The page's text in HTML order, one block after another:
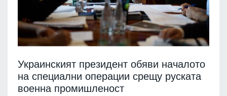
Украинският президент обяви началото
на специални операции срещу руската
военна промишленост